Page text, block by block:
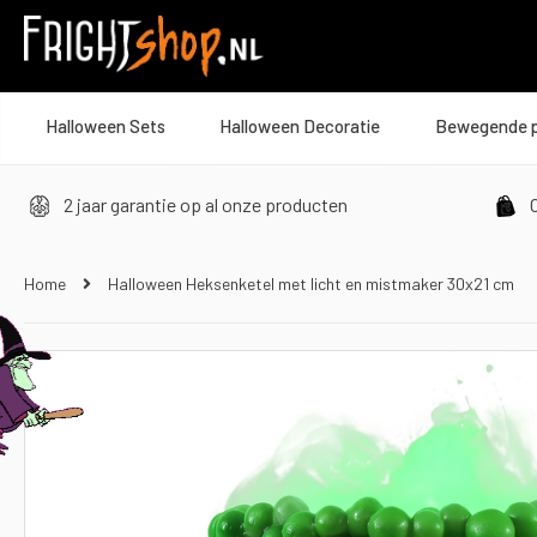
Halloween Sets Halloween Decoratie Bewegende
2 jaar garantie op al onze producten
Home Halloween Heksenketel met licht en mistmaker 30x21 cm
Ga
naar
het